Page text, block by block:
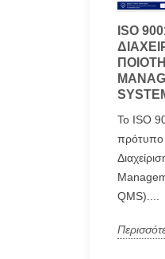
ISO
Το ISO
πρότυπο
QMS)....